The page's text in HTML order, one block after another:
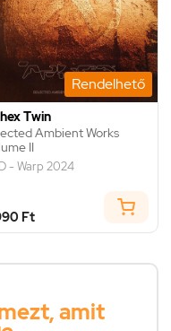
Rendelhető
Twin
Ambient Works
II
- Warp 2024
Ft
amit